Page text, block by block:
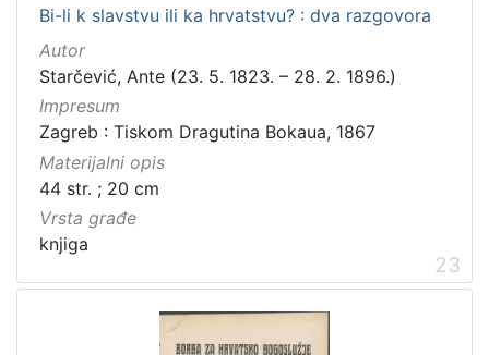
Bi-li k slavstvu ili ka hrvatstvu? : dva razgovora
Autor
Starčević, Ante (23. 5. 1823. – 28. 2. 1896.)
Impresum
Zagreb : Tiskom Dragutina Bokaua, 1867
Materijalni opis
44 str. ; 20 cm
Vrsta građe
knjiga
23